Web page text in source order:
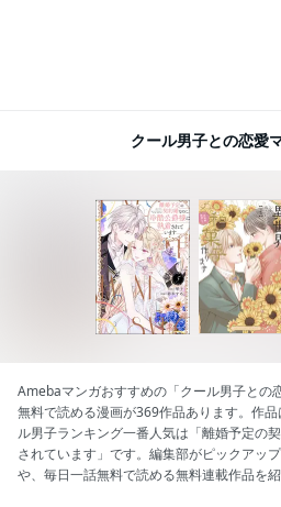
クール男子との恋愛
Amebaマンガおすすめの「クール男子との
無料で読める漫画が369作品あります。作
ル男子ランキング一番人気は「離婚予定の
されています」です。編集部がピックアッ
や、毎日一話無料で読める無料連載作品を紹